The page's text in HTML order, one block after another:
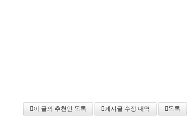
이 글의 추천인 목록 게시글 수정 내역 목록